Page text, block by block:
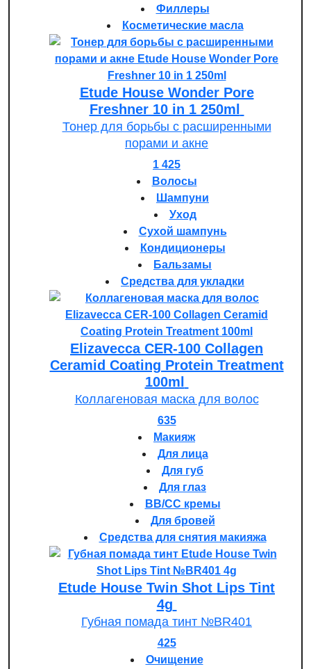
Филлеры
Косметические масла
Etude House Wonder Pore
Freshner 10 in 1 250ml
Тонер для борьбы с расширенными
порами и акне
1 425
Волосы
Шампуни
Уход
Сухой шампунь
Кондиционеры
Бальзамы
Средства для укладки
Elizavecca CER-100 Collagen
Ceramid Coating Protein Treatment
100ml
Коллагеновая маска для волос
635
Макияж
Для лица
Для губ
Для глаз
BB/CC кремы
Для бровей
Средства для снятия макияжа
Etude House Twin Shot Lips Tint
4g
Губная помада тинт №BR401
425
Очищение